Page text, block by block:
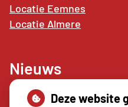
Locatie Eemnes
Locatie Almere
Nieuws
Sterke buikspieren
Deze website